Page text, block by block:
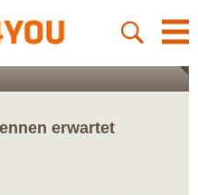
erwartet